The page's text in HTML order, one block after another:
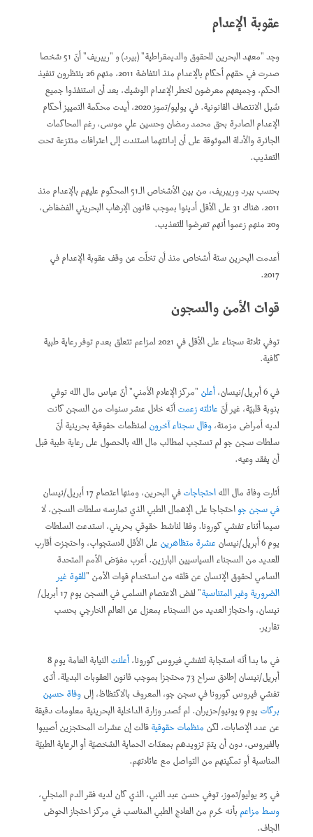
عقوبة الإعدام
وجد "معهد البحرين للحقوق والديمقراطية" (بيرد) و "ريبريف" أنّ 51 شخصا
صدرت في حقهم أحكام بالإعدام منذ انتفاضة 2011، منهم 26 ينتظرون تنفيذ
الحكم، وجميعهم معرضون لخطر الإعدام الوشيك، بعد أن استنفذوا جميع
سُبل الانتصاف القانونية. في يوليو/تموز 2020، أيدت محكمة التمييز أحكام
الإعدام الصادرة بحق محمد رمضان وحسين علي موسى، رغم المحاكمات
الجائرة والأدلة الموثوقة على أن إدانتهما استندت إلى اعترافات منتزعة تحت
التعذيب.
بحسب بيرد وريبريف، من بين الأشخاص الـ51 المحكوم عليهم بالإعدام منذ
2011، هناك 31 على الأقل أدينوا بموجب قانون الإرهاب البحريني الفضفاض،
و20 منهم زعموا أنهم تعرضوا للتعذيب.
أعدمت البحرين ستة أشخاص منذ أن تخلّت عن وقف عقوبة الإعدام في
2017.
قوات الأمن والسجون
توفي ثلاثة سجناء على الأقل في 2021 لمزاعم تتعلق بعدم توفر رعاية طبية
كافية.
في 6 أبريل/نيسان،
أعلن"مركز الإعلام الأمني" أنّ عباس مال الله توفي
بنوبة قلبيّة، غير أنّعائلته زعمتأنّه خلال عشر سنوات من السجن كانت
لديه أمراض مزمنة،وقال سجناء آخرونلمنظمات حقوقية بحرينية أنّ
سلطات سجن جو لم تستجب لمطالب مال الله بالحصول على رعاية طبية قبل
أن يفقد وعيه.
أثارت وفاة مال اللهاحتجاجاتفي البحرين، ومنها اعتصام 17 أبريل/نيسان
في سجن جواحتجاجا على الإهمال الطبي الذي تمارسه سلطات السجن، لا
سيما أثناء تفشي كورونا. وفقا لناشط حقوقي بحريني، استدعت السلطات
يوم 6 أبريل/نيسان
عشرة متظاهرينعلى الأقل للاستجواب، واحتجزت أقارب
للعديد من السجناء السياسيين البارزين. أعرب مفوّض الأمم المتحدة
السامي لحقوق الإنسان عن قلقه من استخدام قوات الأمن "للقوة غير
الضرورية وغير المتناسبة
" لفض الاعتصام السلمي في السجن يوم 17 أبريل/
نيسان، واحتجاز العديد من السجناء بمعزل عن العالم الخارجي بحسب
تقارير.
في ما بدا أنّه استجابة لتفشي فيروس كورونا،أعلنت
النيابة العامة يوم 8
أبريل/نيسان إطلاق سراح 73 محتجزا بموجب قانون العقوبات البديلة. أدّى
تفشي فيروس كورونا في سجن جو، المعروف بالاكتظاظ، إلىوفاة حسين
بركات
يوم 9 يونيو/حزيران. لم تُصدر وزارة الداخلية البحرينية معلومات دقيقة
عن عدد الإصابات، لكنمنظمات حقوقيةقالت إن عشرات المحتجزين أصيبوا
بالفيروس، دون أن يتمّ تزويدهم بمعدّات الحماية الشخصيّة أو الرعاية الطبيّة
المناسبة أو تمكينهم من التواصل مع عائلاتهم.
في 25 يوليو/تموز، توفي حسن عبد النبي، الذي كان لديه فقر الدم المنجلي،
وسط مزاعمبأنه حُرم من العلاج الطبي المناسب في مركز احتجاز الحوض
الجاف.